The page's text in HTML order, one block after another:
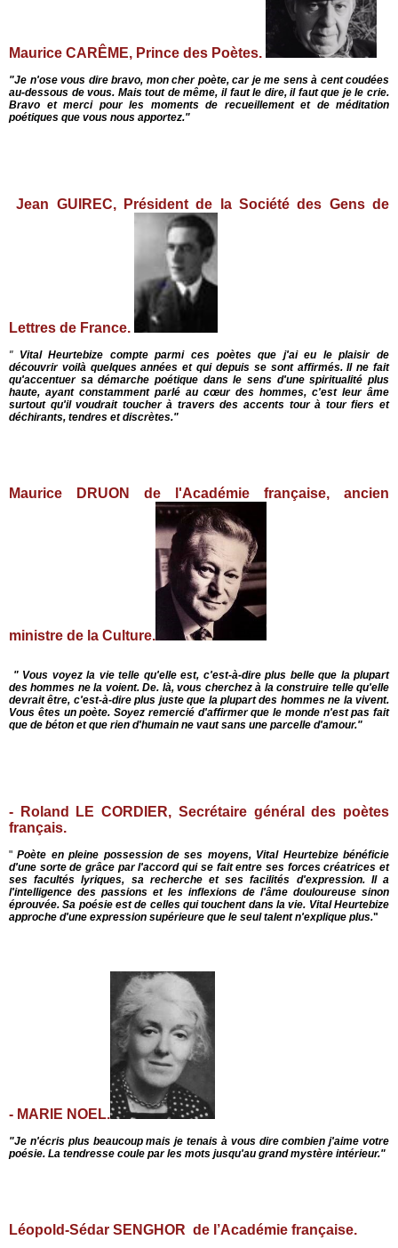
Maurice CARÊME, Prince des Poètes.
"Je n'ose vous dire bravo, mon cher poète, car je me sens à cent coudées
au-dessous de vous. Mais tout de même, il faut le dire, il faut que je le crie.
Bravo et merci pour les moments de recueillement et de méditation
poétiques que vous nous apportez."
Jean GUIREC, Président de la Société des Gens de
Lettres de France.
" Vital Heurtebize compte parmi ces poètes que j'ai eu le plaisir de
découvrir voilà quelques années et qui depuis se sont affirmés. Il ne fait
qu'accentuer sa démarche poétique dans le sens d'une spiritualité plus
haute, ayant constamment parlé au cœur des hommes, c'est leur âme
surtout qu'il voudrait toucher à travers des accents tour à tour fiers et
déchirants, tendres et discrètes."
Maurice DRUON de l'Académie française, ancien
ministre de la Culture.
" Vous voyez la vie telle qu'elle est, c'est-à-dire plus belle que la plupart
des hommes ne la voient. De. là, vous cherchez à la construire telle qu'elle
devrait être, c'est-à-direplus juste que la plupart des hommes ne la vivent.
Vous êtes un poète. Soyez remercié d'affirmer que le monde n'est pas fait
que de béton et que rien d'humain ne vaut sans une parcelle d'amour."
- Roland LE CORDIER, Secrétaire général des poètes
français.
"Poète en pleine possession de ses moyens, Vital Heurtebize bénéficie
d'une sorte de grâce par l'accord qui se fait entre ses forces créatrices et
ses facultés lyriques, sa recherche et ses facilités d'expression. Il a
l'intelligence des passions et les inflexions de l'âme douloureuse sinon
éprouvée.Sa poésie est de celles qui touchent dans la vie. Vital Heurtebize
approche d'une expression supérieure que le seul talent n'explique plus."
- MARIE NOEL.
"Je n'écris plus beaucoup mais je tenais à vous dire combien j'aime votre
poésie. La tendresse coule par les mots jusqu'au grand mystère intérieur."
Léopold-Sédar SENGHOR de l’Académie française.